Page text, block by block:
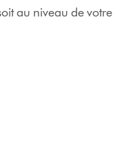
au niveau de votre